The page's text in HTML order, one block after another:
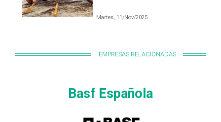
Martes, 11/Nov/2025
EMPRESAS RELACIONADAS
Basf Española